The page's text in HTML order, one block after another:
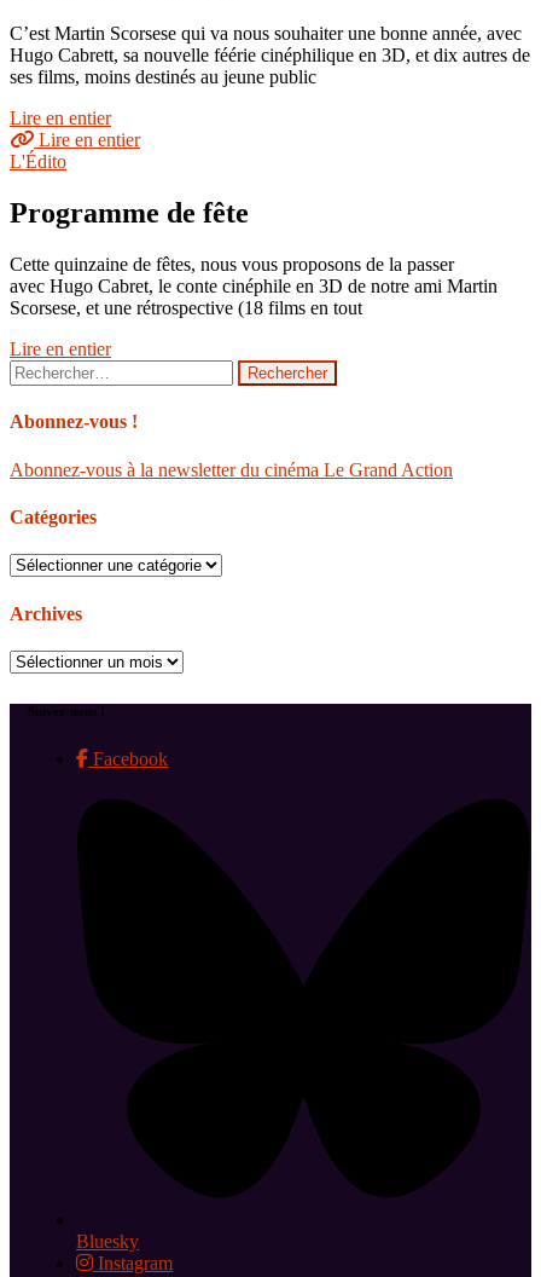
C’est Martin Scorsese qui va nous souhaiter une bonne année, avec
Hugo Cabrett, sa nouvelle féérie cinéphilique en 3D, et dix autres de
ses films, moins destinés au jeune public
Lire en entier
Lire en entier
L'Édito
Programme de fête
Cette quinzaine de fêtes, nous vous proposons de la passer
avec Hugo Cabret, le conte cinéphile en 3D de notre ami Martin
Scorsese, et une rétrospective (18 films en tout
Lire en entier
Rechercher :
Abonnez-vous !
Abonnez-vous à la newsletter du cinéma Le Grand Action
Catégories
Catégories
Archives
Archives
Suivez-nous !
Facebook
Bluesky
Instagram